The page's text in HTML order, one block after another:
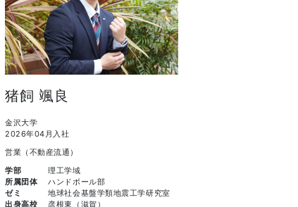
猪飼 颯良
金沢大学
2026年04月入社
営業（不動産流通）
学部
理工学域
所属団体
ハンドボール部
ゼミ
地球社会基盤学類地震工学研究室
出身高校
彦根東（滋賀）